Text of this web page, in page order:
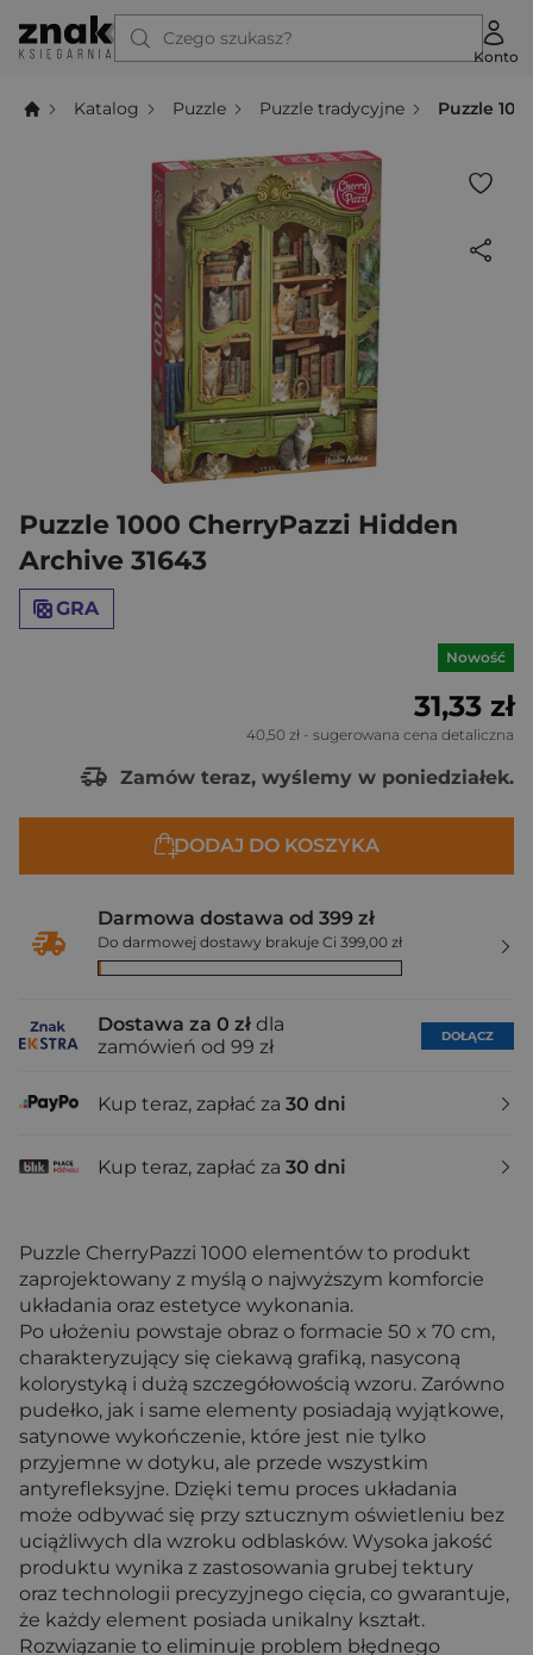
Czego szukasz?
Konto
Katalog Puzzle Puzzle tradycyjne Puzzle
Puzzle 1000 CherryPazzi Hidden
Archive 31643
GRA
Nowość
31,33 zł
40,50 zł - sugerowana cena detaliczna
Zamów teraz, wyślemy w poniedziałek.
DODAJ DO KOSZYKA
Darmowa dostawa od 399 zł
Do darmowej dostawy brakuje Ci 399,00 zł
Dostawa za 0 zł dla
zamówień od 99 zł
DOŁĄCZ
Kup teraz, zapłać za 30 dni
Kup teraz, zapłać za 30 dni
Puzzle CherryPazzi 1000 elementów to produkt
zaprojektowany z myślą o najwyższym komforcie
układania oraz estetyce wykonania.
Po ułożeniu powstaje obraz o formacie 50 x 70 cm,
charakteryzujący się ciekawą grafiką, nasyconą
kolorystyką i dużą szczegółowością wzoru. Zarówno
pudełko, jak i same elementy posiadają wyjątkowe,
satynowe wykończenie, które jest nie tylko
przyjemne w dotyku, ale przede wszystkim
antyrefleksyjne. Dzięki temu proces układania
może odbywać się przy sztucznym oświetleniu bez
uciążliwych dla wzroku odblasków. Wysoka jakość
produktu wynika z zastosowania grubej tektury
oraz technologii precyzyjnego cięcia, co gwarantuje,
że każdy element posiada unikalny kształt.
Rozwiązanie to eliminuje problem błędnego